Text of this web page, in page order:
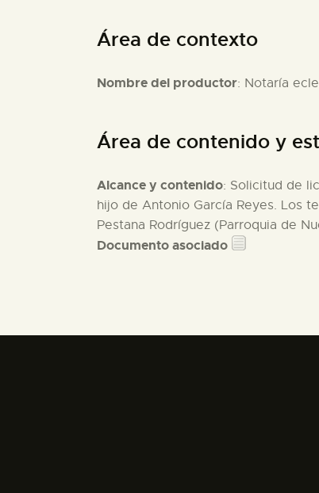
Área de contexto
Nombre del productor: Notaría
Área de contenido y
Alcance y contenido: Solicitud de
hijo de Antonio García Reyes. Los
Pestana Rodríguez (Parroquia de
Documento asociado